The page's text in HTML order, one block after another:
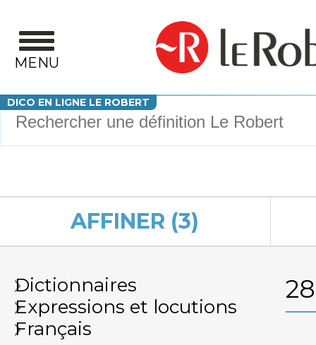
MENU
DICO EN LIGNE LE ROBERT
Votre recherche
AFFINER (3)
Dictionnaires
Expressions et locutions
Français